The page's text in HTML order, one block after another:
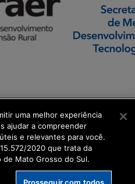
uma melhor experiência
ajudar a compreender
e relevantes para você.
2020 que trata da
de Mato Grosso do Sul.
Prosseguir com todos